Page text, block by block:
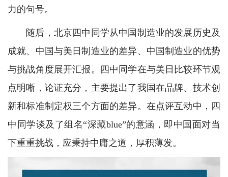
力的句号。
随后，北京四中同学从中国制造业的发展历史及
成就、中国与美日制造业的差异、中国制造业的优势
与挑战角度展开汇报。四中同学在与美日比较环节观
点明晰，论证充分，主要提出了我国在品牌、技术创
新和标准制定权三个方面的差异。在点评互动中，四
中同学谈及了组名“深藏blue”的意涵，即中国面对当
下重重挑战，应秉持中庸之道，厚积薄发。